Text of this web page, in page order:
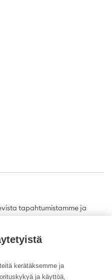
tapahtumistamme ja
kerätäksemme ja
ja käyttöä,